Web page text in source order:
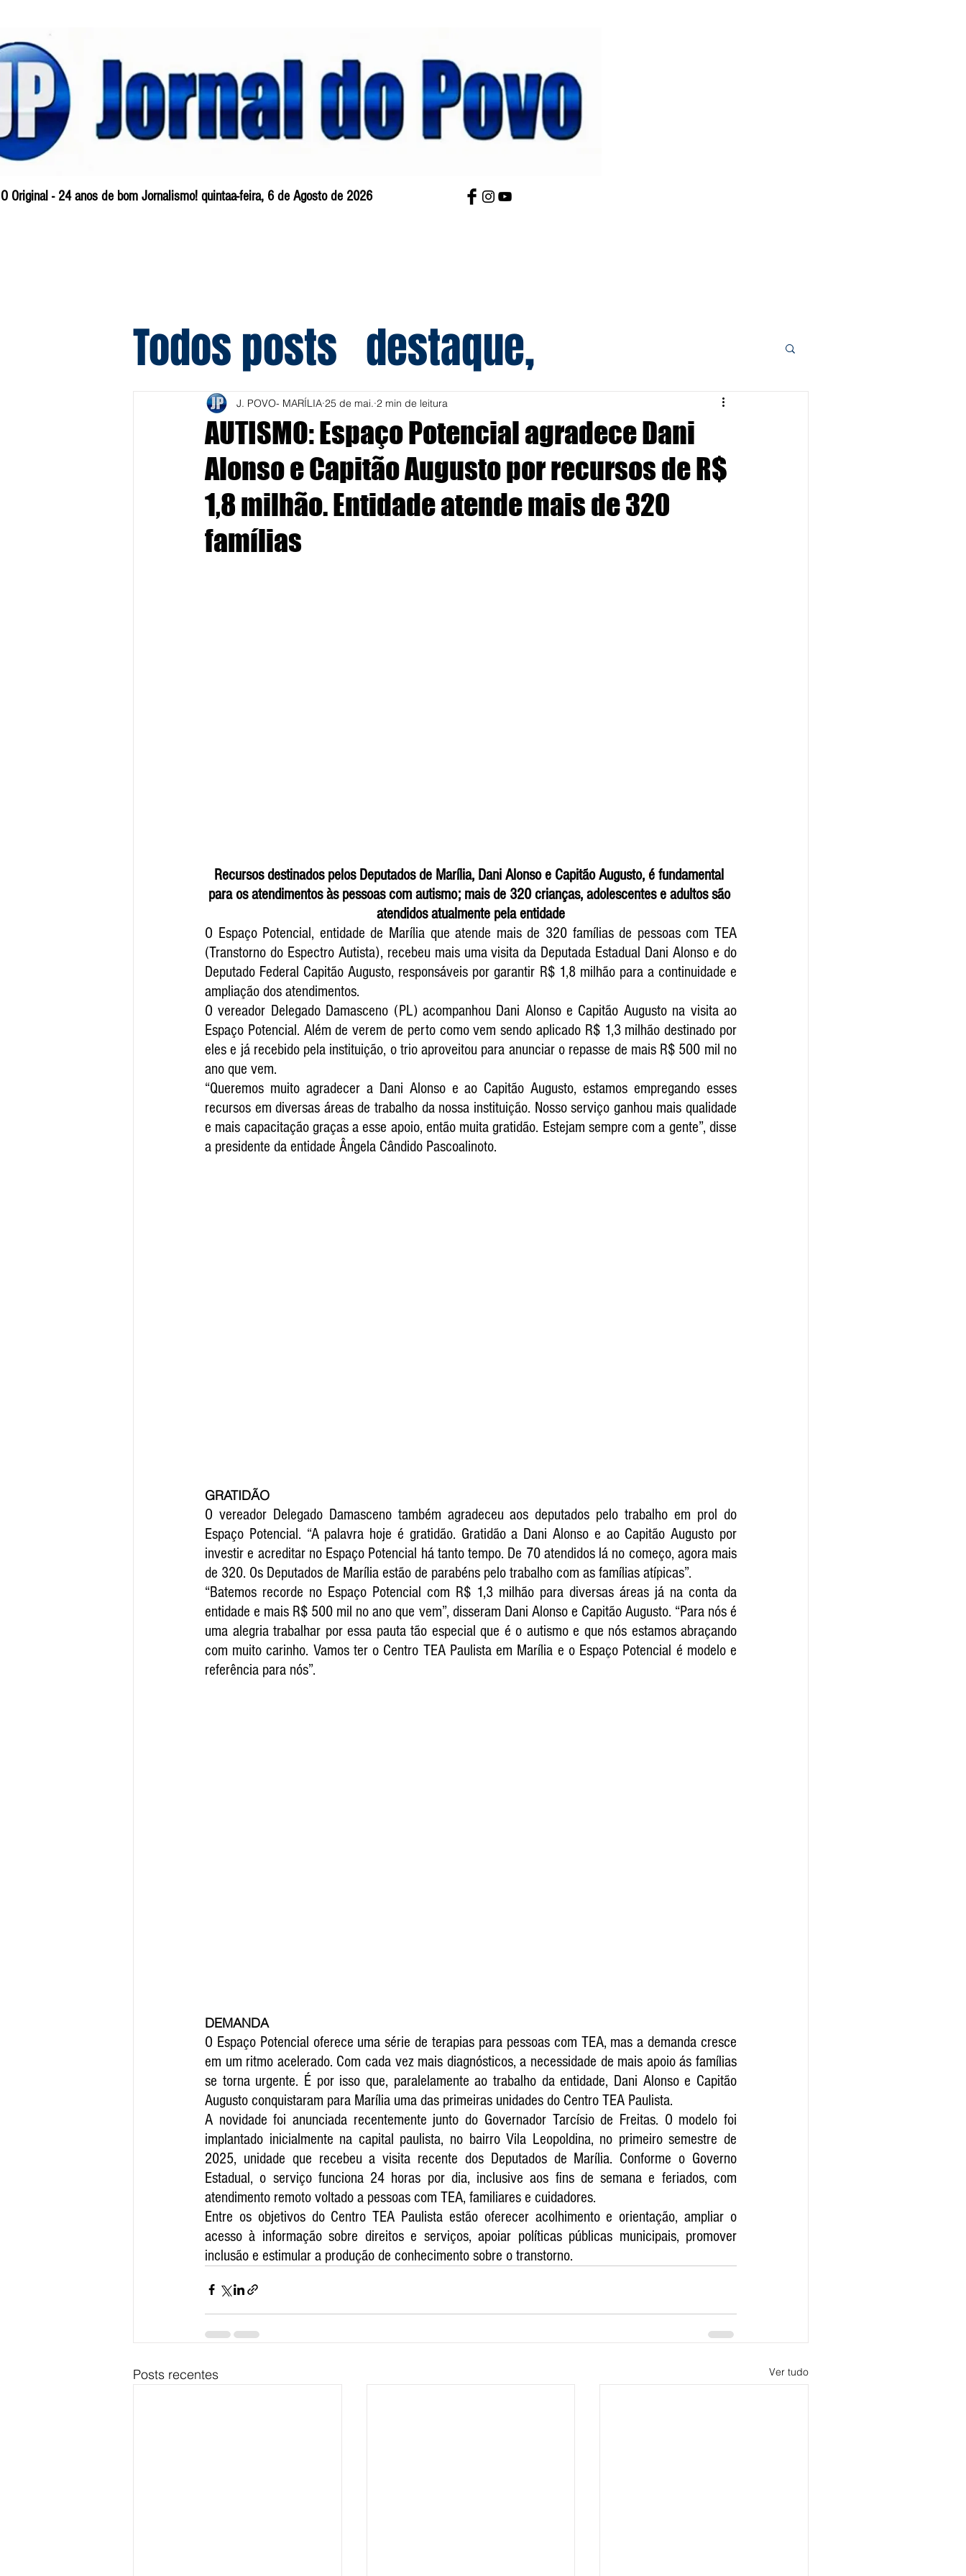
O Original - 24 anos de bom Jornalismo! quintaa-feira, 6 de Agosto de 2026
Todos posts destaque,
AUTISMO: Espaço Potencial agradece Dani
Alonso e Capitão Augusto por recursos de R$
1,8 milhão. Entidade atende mais de 320
famílias
J. POVO- MARÍLIA 25 de mai. 2 min de leitura
Recursos destinados pelos Deputados de Marília, Dani Alonso e Capitão Augusto, é fundamental
para os atendimentos às pessoas com autismo; mais de 320 crianças, adolescentes e adultos são
atendidos atualmente pela entidade
O Espaço Potencial, entidade de Marília que atende mais de 320 famílias de pessoas com TEA
(Transtorno do Espectro Autista), recebeu mais uma visita da Deputada Estadual Dani Alonso e do
Deputado Federal Capitão Augusto, responsáveis por garantir R$ 1,8 milhão para a continuidade e
ampliação dos atendimentos.
O vereador Delegado Damasceno (PL) acompanhou Dani Alonso e Capitão Augusto na visita ao
Espaço Potencial. Além de verem de perto como vem sendo aplicado R$ 1,3 milhão destinado por
eles e já recebido pela instituição, o trio aproveitou para anunciar o repasse de mais R$ 500 mil no
ano que vem.
“Queremos muito agradecer a Dani Alonso e ao Capitão Augusto, estamos empregando esses
recursos em diversas áreas de trabalho da nossa instituição. Nosso serviço ganhou mais qualidade
e mais capacitação graças a esse apoio, então muita gratidão. Estejam sempre com a gente”, disse
a presidente da entidade Ângela Cândido Pascoalinoto.
GRATIDÃO
O vereador Delegado Damasceno também agradeceu aos deputados pelo trabalho em prol do
Espaço Potencial. “A palavra hoje é gratidão. Gratidão a Dani Alonso e ao Capitão Augusto por
investir e acreditar no Espaço Potencial há tanto tempo. De 70 atendidos lá no começo, agora mais
de 320. Os Deputados de Marília estão de parabéns pelo trabalho com as famílias atípicas”.
“Batemos recorde no Espaço Potencial com R$ 1,3 milhão para diversas áreas já na conta da
entidade e mais R$ 500 mil no ano que vem”, disseram Dani Alonso e Capitão Augusto. “Para nós é
uma alegria trabalhar por essa pauta tão especial que é o autismo e que nós estamos abraçando
com muito carinho. Vamos ter o Centro TEA Paulista em Marília e o Espaço Potencial é modelo e
referência para nós”.
DEMANDA
O Espaço Potencial oferece uma série de terapias para pessoas com TEA, mas a demanda cresce
em um ritmo acelerado. Com cada vez mais diagnósticos, a necessidade de mais apoio ás famílias
se torna urgente. É por isso que, paralelamente ao trabalho da entidade, Dani Alonso e Capitão
Augusto conquistaram para Marília uma das primeiras unidades do Centro TEA Paulista.
A novidade foi anunciada recentemente junto do Governador Tarcísio de Freitas. O modelo foi
implantado inicialmente na capital paulista, no bairro Vila Leopoldina, no primeiro semestre de
2025, unidade que recebeu a visita recente dos Deputados de Marília. Conforme o Governo
Estadual, o serviço funciona 24 horas por dia, inclusive aos fins de semana e feriados, com
atendimento remoto voltado a pessoas com TEA, familiares e cuidadores.
Entre os objetivos do Centro TEA Paulista estão oferecer acolhimento e orientação, ampliar o
acesso à informação sobre direitos e serviços, apoiar políticas públicas municipais, promover
inclusão e estimular a produção de conhecimento sobre o transtorno.
Posts recentes Ver tudo